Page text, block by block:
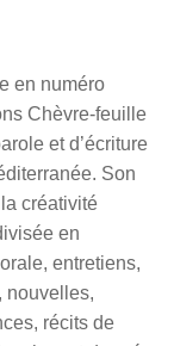
en numéro
Chèvre-feuille
et d’écriture
Son
créativité
en
entretiens,
nouvelles,
récits de